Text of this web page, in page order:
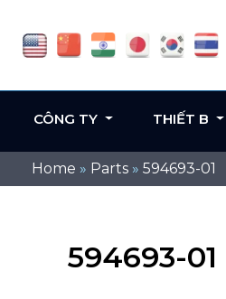
Home » Parts » 594693-01
594693-01
CÔNG TY THIẾT B